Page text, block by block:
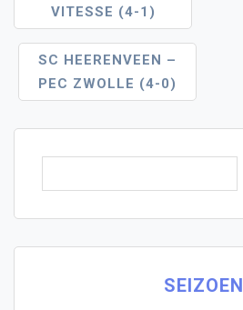
Navigatie
VITESSE (4-1)
SC HEERENVEEN –
PEC ZWOLLE (4-0)
SEIZOEN